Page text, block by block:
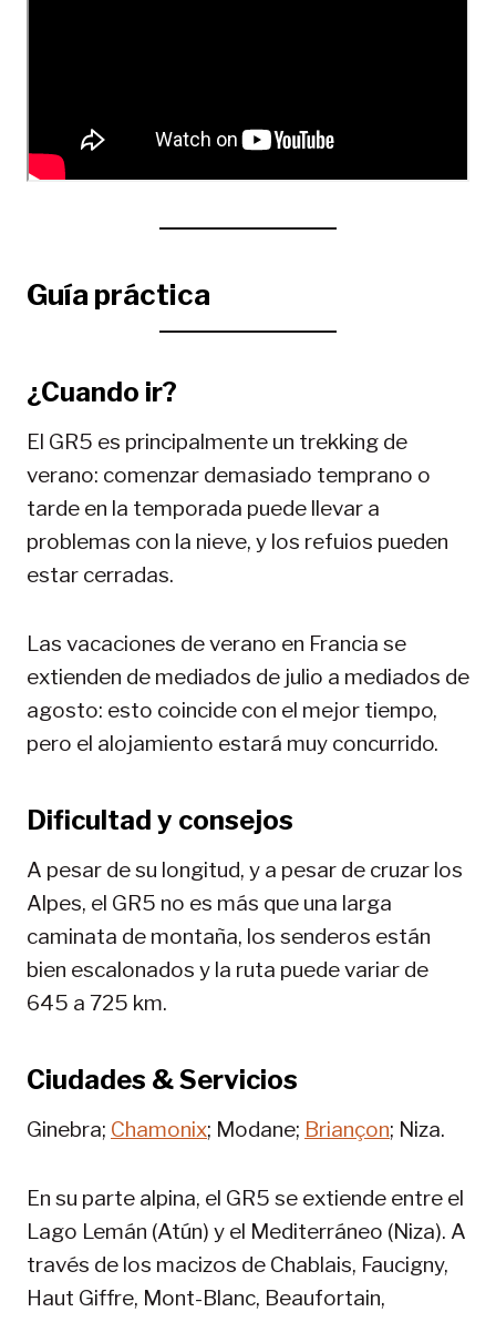
Guía práctica
¿Cuando ir?
El GR5 es principalmente un trekking de
verano: comenzar demasiado temprano o
tarde en la temporada puede llevar a
problemas con la nieve, y los refuios pueden
estar cerradas.
Las vacaciones de verano en Francia se
extienden de mediados de julio a mediados de
agosto: esto coincide con el mejor tiempo,
pero el alojamiento estará muy concurrido.
Dificultad y consejos
A pesar de su longitud, y a pesar de cruzar los
Alpes, el GR5 no es más que una larga
caminata de montaña, los senderos están
bien escalonados y la ruta puede variar de
645 a 725 km.
Ciudades & Servicios
Ginebra; Chamonix; Modane; Briançon; Niza.
En su parte alpina, el GR5 se extiende entre el
Lago Lemán (Atún) y el Mediterráneo (Niza). A
través de los macizos de Chablais, Faucigny,
Haut Giffre, Mont-Blanc, Beaufortain,